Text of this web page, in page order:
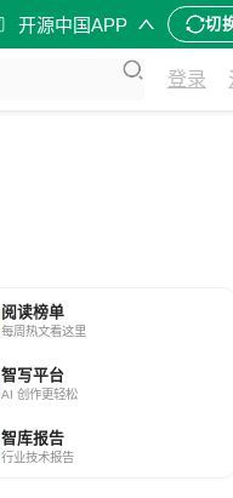
开源中国APP 切
登录
阅读榜单
每周热文看这里
智写平台
AI 创作更轻松
智库报告
行业技术报告